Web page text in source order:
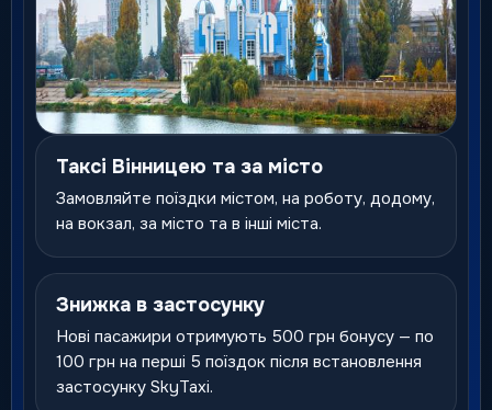
Таксі Вінницею та за місто
Замовляйте поїздки містом, на роботу, додому,
на вокзал, за місто та в інші міста.
Знижка в застосунку
Нові пасажири отримують 500 грн бонусу — по
100 грн на перші 5 поїздок після встановлення
застосунку SkyTaxi.